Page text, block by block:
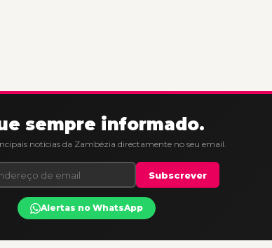
sempre informado.
notícias da Zambézia directamente no seu email.
Subscrever
Alertas no WhatsApp